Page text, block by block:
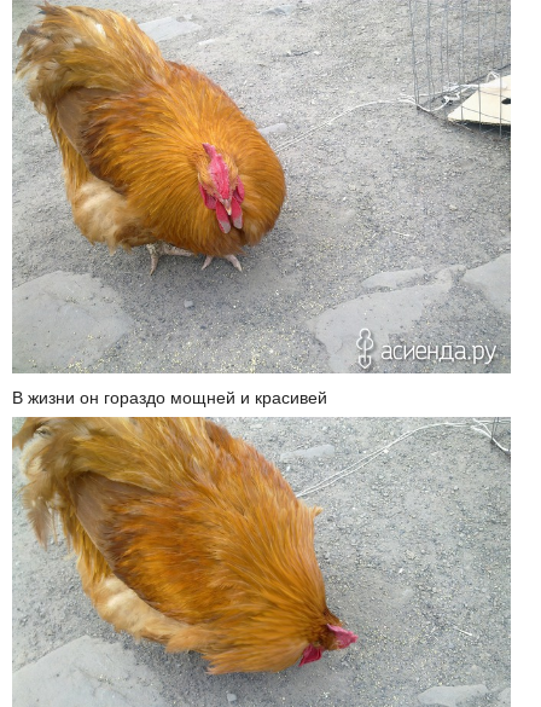
В жизни он гораздо мощней и красивей